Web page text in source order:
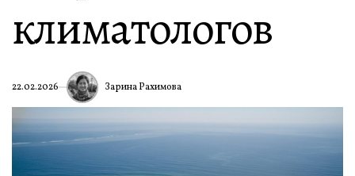
климатологов
22.02.2026 Зарина Рахимова